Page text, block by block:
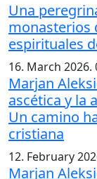
Una
monasterios
espirituales
16. March 2026.
Marjan
ascética y la
Un camino
cristiana
12. February
Marjan